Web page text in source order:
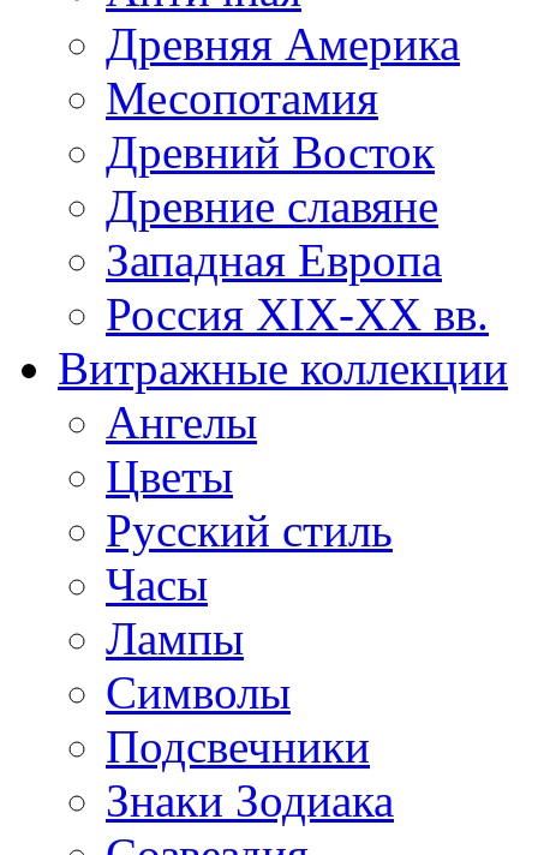
Древняя Америка
Месопотамия
Древний Восток
Древние славяне
Западная Европа
Россия XIX-XX вв.
Витражные коллекции
Ангелы
Цветы
Русский стиль
Часы
Лампы
Символы
Подсвечники
Знаки Зодиака